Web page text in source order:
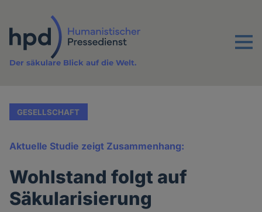
Inhalt
Menu
Der säkulare Blick auf die Welt.
GESELLSCHAFT
Aktuelle Studie zeigt Zusammenhang:
Wohlstand folgt auf
Säkularisierung